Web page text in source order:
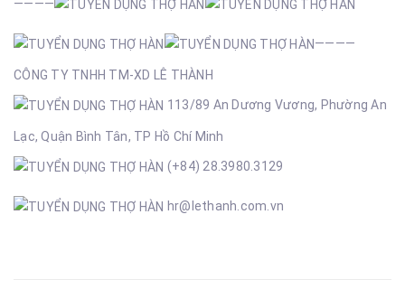
————
————
CÔNG TY TNHH TM-XD LÊ THÀNH
113/89 An Dương Vương, Phường An
Lạc, Quận Bình Tân, TP Hồ Chí Minh
(+84) 28.3980.3129
hr@lethanh.com.vn